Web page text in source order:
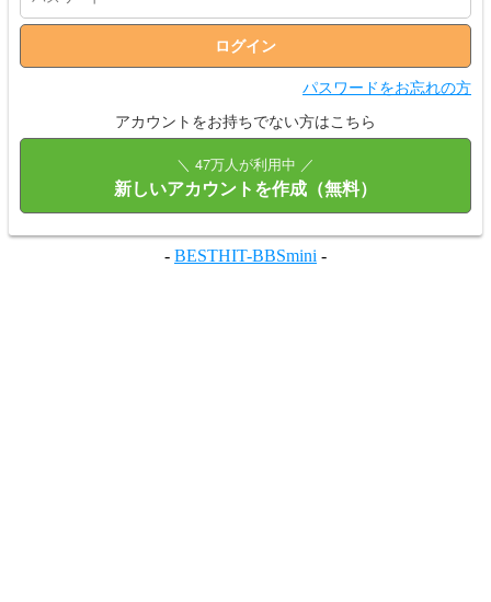
パスワードをお忘れの方
アカウントをお持ちでない方はこちら
＼ 47万人が利用中 ／
新しいアカウントを作成（無料）
- BESTHIT-BBSmini -